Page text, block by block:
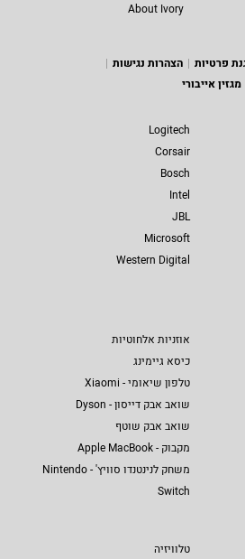
About Ivory
פרטיות
הצהרות נגישות
מגזין אייבורי
Logitech
Corsair
Bosch
Intel
JBL
Microsoft
Western Digital
אוזניות אלחוטיות
כיסא גיימינג
טלפון שיאומי - Xiaomi
שואב אבק דייסון - Dyson
שואב אבק שוטף
מקבוק - Apple MacBook
משחק לנינטנדו סוויץ' - Nintendo
Switch
טלוויזיה